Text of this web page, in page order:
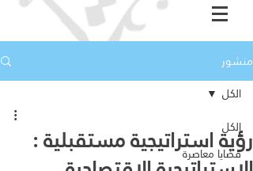
منشور
الكل
قضايا معاصرة
الكل
رؤية استراتيجية مستقبلية :